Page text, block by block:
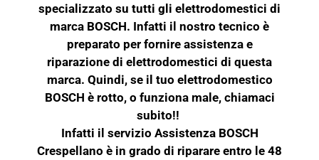
specializzato su tutti gli elettrodomestici di
marca BOSCH. Infatti il nostro tecnico è
preparato per fornire assistenza e
riparazione di elettrodomestici di questa
marca. Quindi, se il tuo elettrodomestico
BOSCH è rotto, o funziona male, chiamaci
subito!!
Infatti il servizio Assistenza BOSCH
Crespellano è in grado di riparare entro le 48